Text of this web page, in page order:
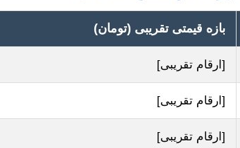
بازه قیمتی تقریبی (تومان)
[ارقام تقریبی]
[ارقام تقریبی]
[ارقام تقریبی]